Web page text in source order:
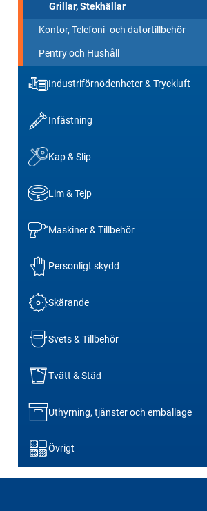
Grillar, Stekhällar
Kontor, Telefoni- och datortillbehör
Pentry och Hushåll
Industriförnödenheter & Tryckluft
Infästning
Kap & Slip
Lim & Tejp
Maskiner & Tillbehör
Personligt skydd
Skärande
Svets & Tillbehör
Tvätt & Städ
Uthyrning, tjänster och emballage
Övrigt